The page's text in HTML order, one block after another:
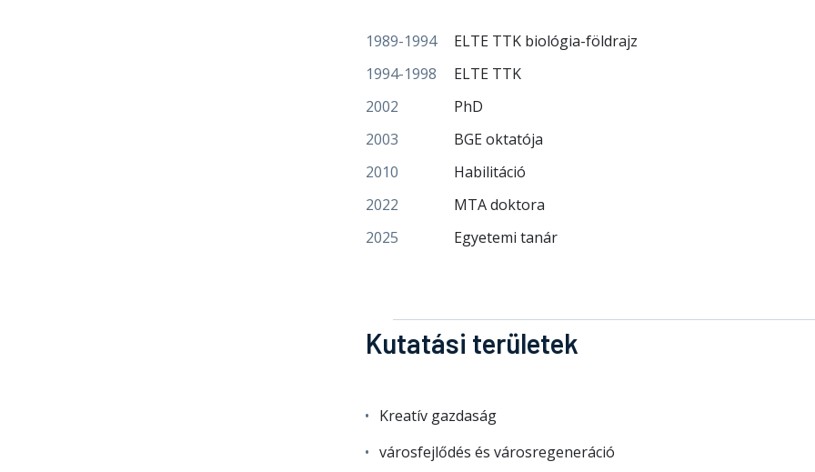
1989-1994
ELTE TTK biológia-földrajz
1994-1998
ELTE TTK
2002
PhD
2003
BGE oktatója
2010
Habilitáció
2022
MTA doktora
2025
Egyetemi tanár
Kutatási területek
Kreatív gazdaság
városfejlődés és városregeneráció